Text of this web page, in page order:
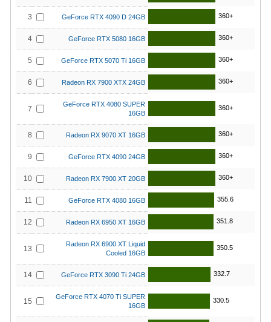
3 GeForce RTX 4090 D 24GB 360+
4 GeForce RTX 5080 16GB 360+
5 GeForce RTX 5070 Ti 16GB 360+
6 Radeon RX 7900 XTX 24GB 360+
7
GeForce RTX 4080 SUPER
16GB
360+
8 Radeon RX 9070 XT 16GB 360+
9 GeForce RTX 4090 24GB 360+
10 Radeon RX 7900 XT 20GB 360+
11 GeForce RTX 4080 16GB 355.6
12 Radeon RX 6950 XT 16GB 351.8
13
Radeon RX 6900 XT Liquid
Cooled 16GB
350.5
14 GeForce RTX 3090 Ti 24GB 332.7
15
GeForce RTX 4070 Ti SUPER
16GB
330.5